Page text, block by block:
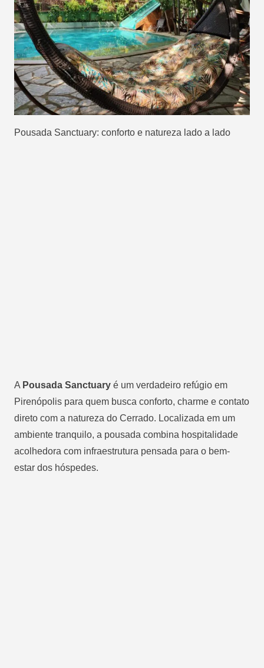
Pousada Sanctuary: conforto e natureza lado a lado
A Pousada Sanctuary é um verdadeiro refúgio em
Pirenópolis para quem busca conforto, charme e contato
direto com a natureza do Cerrado. Localizada em um
ambiente tranquilo, a pousada combina hospitalidade
acolhedora com infraestrutura pensada para o bem-
estar dos hóspedes.